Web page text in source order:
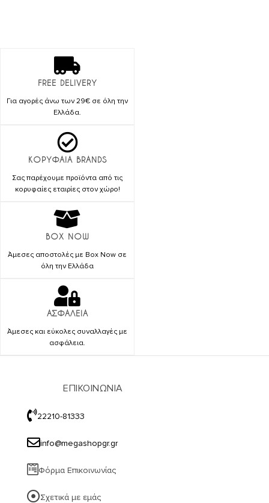
FREE DELIVERY
Για αγορές άνω των 29€ σε όλη την
Ελλάδα.
ΚΟΡΥΦΑΙΑ BRANDS
Σας παρέχουμε προϊόντα από τις
κορυφαίες εταιρίες στον χώρο!
BOX NOW
Άμεσες αποστολές με Box Now σε
όλη την Ελλάδα
ΑΣΦΑΛΕΙΑ
Άμεσες και εύκολες συναλλαγές με
ασφάλεια.
ΕΠΙΚΟΙΝΩΝΙΑ
22210-81333
info@megashopgr.gr
Φόρμα Επικοινωνίας
Σχετικά με εμάς